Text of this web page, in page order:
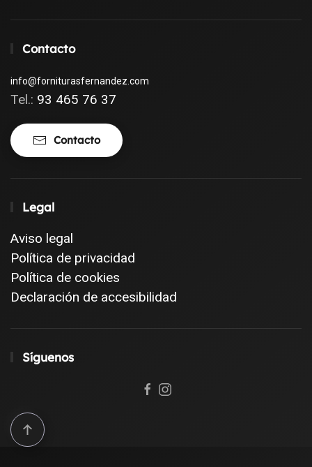
Contacto
info@forniturasfernandez.com
Tel.: 93 465 76 37
Contacto
Legal
Aviso legal
Política de privacidad
Política de cookies
Declaración de accesibilidad
Síguenos